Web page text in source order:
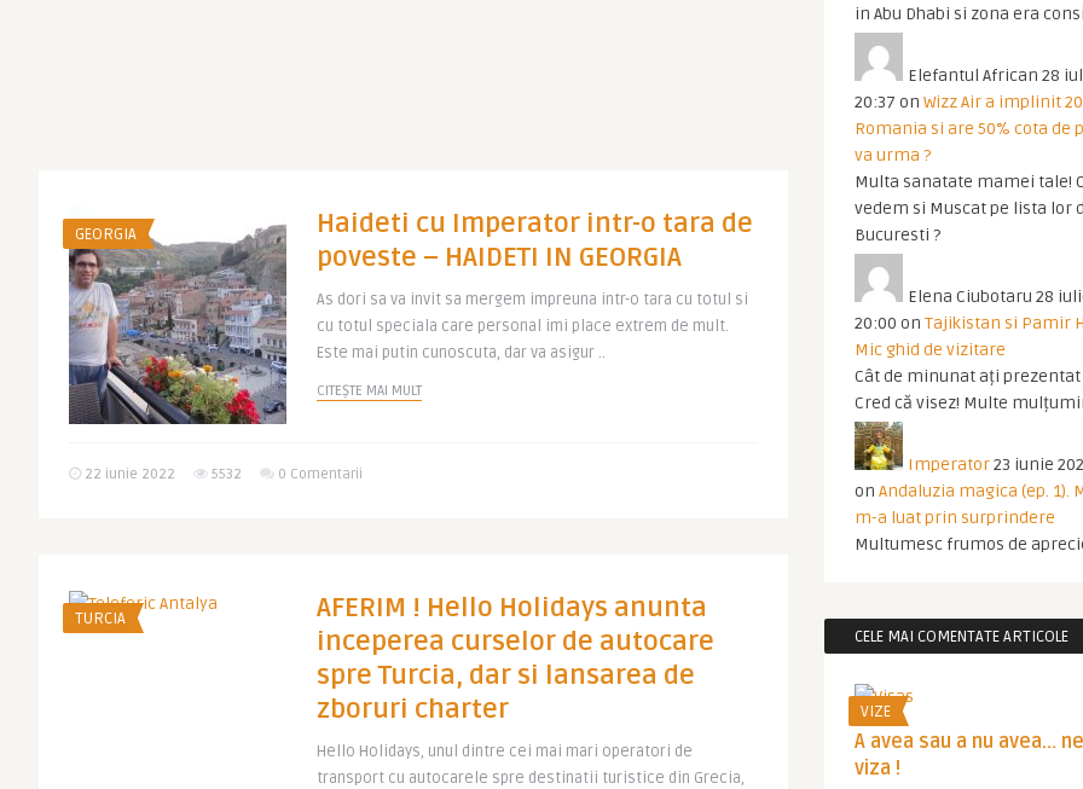
GEORGIA
Haideti cu Imperator intr-o tara de
poveste – HAIDETI IN GEORGIA
As dori sa va invit sa mergem impreuna intr-o tara cu totul si
cu totul speciala care personal imi place extrem de mult.
Este mai putin cunoscuta, dar va asigur ..
CITEȘTE MAI MULT
22 iunie 2022 5532 0 Comentarii
TURCIA
AFERIM ! Hello Holidays anunta
inceperea curselor de autocare
spre Turcia, dar si lansarea de
zboruri charter
Hello Holidays, unul dintre cei mai mari operatori de
transport cu autocarele spre destinatii turistice din Grecia,
in Abu Dhabi si zona era
Elefantul African 28
20:37 on Wizz Air a implinit
Romania si are 50% cota de
va urma ?
Multa sanatate mamei tale!
vedem si Muscat pe lista lor
Bucuresti ?
Elena Ciubotaru 28
20:00 on Tajikistan si Pamir
Mic ghid de vizitare
Cât de minunat ați prezentat
Cred că visez! Multe
Imperator23 iunie
on Andaluzia magica (ep. 1).
m-a luat prin surprindere
Multumesc frumos de
CELE MAI COMENTATE ARTICOLE
VIZE
A avea sau a nu avea…
viza !